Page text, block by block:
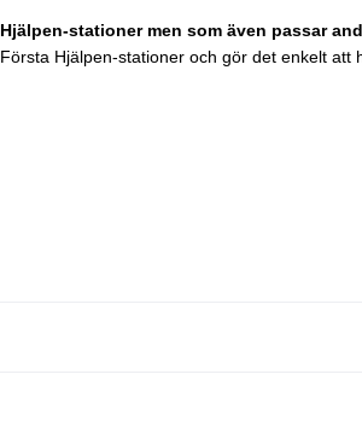
stationer men som även passar
Hjälpen-stationer och gör det enkelt